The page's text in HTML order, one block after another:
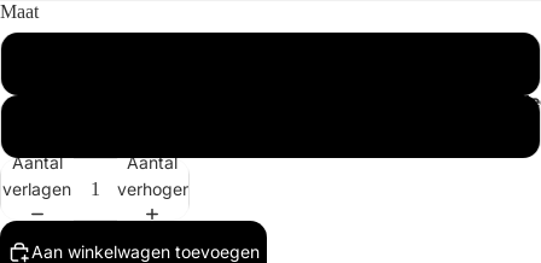
Maat
Aantal
verlagen
Aantal
verhogen
Aan winkelwagen toevoegen